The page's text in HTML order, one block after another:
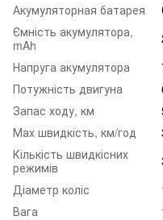
Акумуляторная батарея
Ємність акумулятора,
mAh
Напруга акумулятора
Потужність двигуна
Запас ходу, км
Маx швидкість, км/год
Кількість швидкісних
режимів
Діаметр коліс
Вага